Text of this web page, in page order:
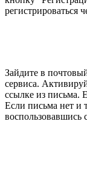
регистрироваться
Зайдите в
сервиса.
ссылке из письма.
Если письма нет и
воспользовавшись